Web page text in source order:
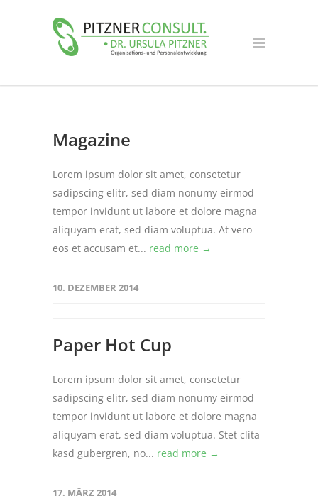
Magazine
Lorem ipsum dolor sit amet, consetetur
sadipscing elitr, sed diam nonumy eirmod
tempor invidunt ut labore et dolore magna
aliquyam erat, sed diam voluptua. At vero
eos et accusam et... read more →
10. DEZEMBER 2014
Paper Hot Cup
Lorem ipsum dolor sit amet, consetetur
sadipscing elitr, sed diam nonumy eirmod
tempor invidunt ut labore et dolore magna
aliquyam erat, sed diam voluptua. Stet clita
kasd gubergren, no... read more →
17. MÄRZ 2014